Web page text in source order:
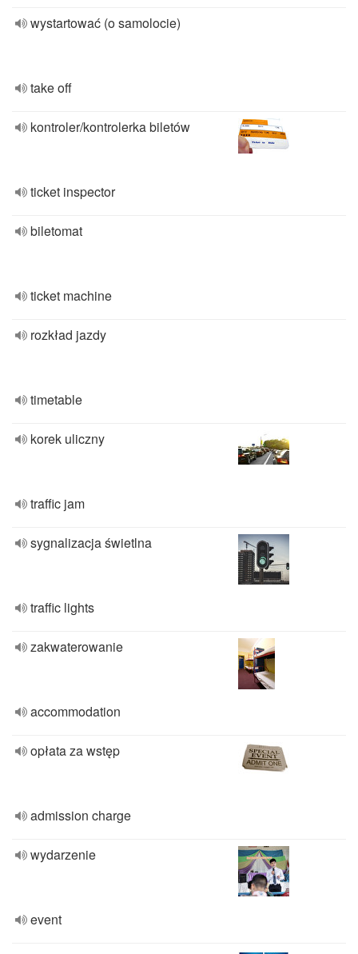
wystartować (o samolocie)
take off
kontroler/kontrolerka biletów
ticket inspector
biletomat
ticket machine
rozkład jazdy
timetable
korek uliczny
traffic jam
sygnalizacja świetlna
traffic lights
zakwaterowanie
accommodation
opłata za wstęp
admission charge
wydarzenie
event